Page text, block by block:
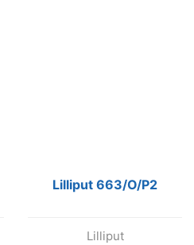
Lilliput 663/O/P2
Lilliput